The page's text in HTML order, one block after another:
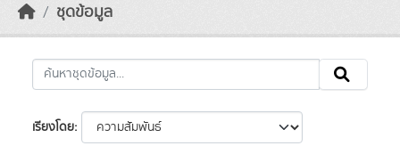
ชุดข้อมูล
เรียงโดย